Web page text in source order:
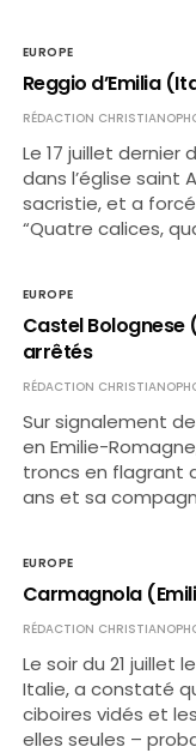
EUROPE
Reggio d’Emilia
RÉDACTION
Le 17 juillet
dans l’église saint
sacristie, et a
“Quatre calices,
EUROPE
Castel Bolognese
arrêtés
RÉDACTION
Sur signalement
en Emilie-
troncs en flagrant
ans et sa
EUROPE
Carmagnola
RÉDACTION
Le soir du 21 juillet
Italie, a constaté
ciboires vidés et
elles seules –